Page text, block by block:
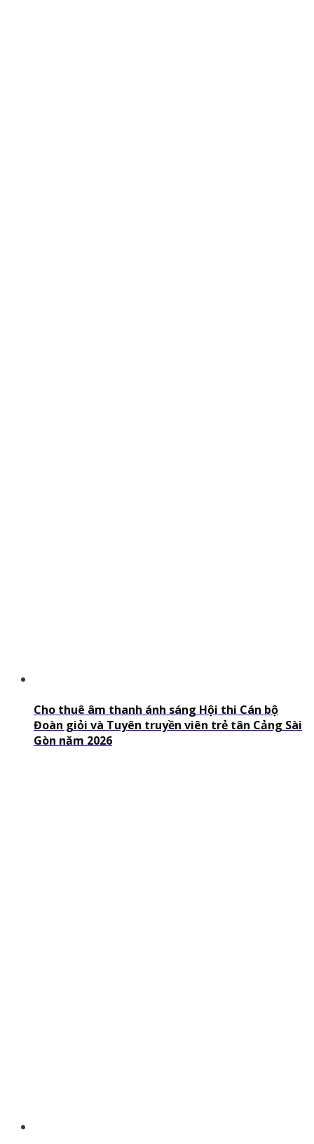
Cho thuê âm thanh ánh sáng Hội thi Cán bộ
Đoàn giỏi và Tuyên truyền viên trẻ tân Cảng Sài
Gòn năm 2026